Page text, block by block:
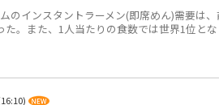
のインスタントラーメン(即席めん)需要は
。また、1人当たりの食数では世界1位と